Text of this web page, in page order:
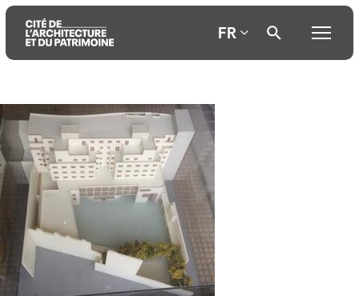
Aller
au
contenu
principal
Aller
au
menu
principal
Aller
à
la
recherche
FR